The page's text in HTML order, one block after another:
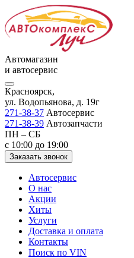
Автомагазин
и автосервис
Красноярск,
ул. Водопьянова, д. 19г
271-38-37 Автосервис
271-38-39 Автозапчасти
ПН – СБ
с 10:00 до 19:00
Заказать звонок
Автосервис
О нас
Акции
Хиты
Услуги
Доставка и оплата
Контакты
Поиск по VIN